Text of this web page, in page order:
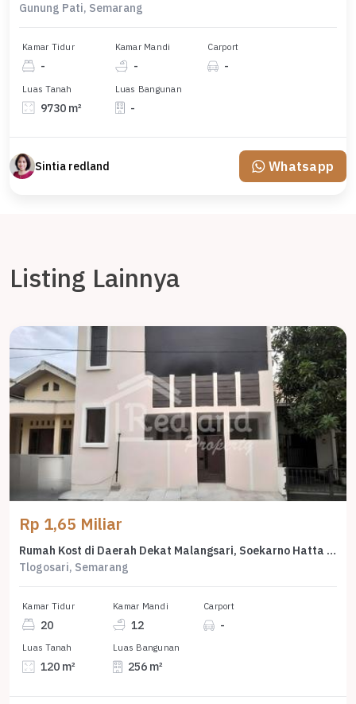
Gunung Pati, Semarang
Kamar Tidur
-
Kamar Mandi
-
Carport
-
Luas Tanah
9730 m²
Luas Bangunan
-
Sintia redland Whatsapp
Listing Lainnya
Rp 1,65 Miliar
Rumah Kost di Daerah Dekat Malangsari, Soekarno Hatta (Tt 8648)
Tlogosari, Semarang
Kamar Tidur
20
Kamar Mandi
12
Carport
-
Luas Tanah
120 m²
Luas Bangunan
256 m²